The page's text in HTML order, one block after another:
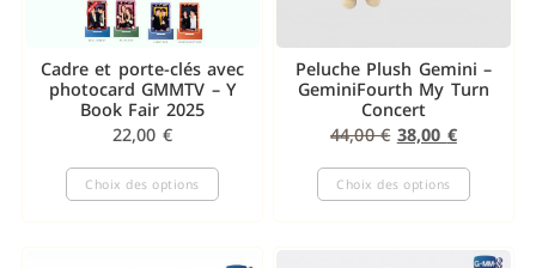
Cadre et porte-clés avec
photocard GMMTV – Y
Book Fair 2025
22,00 €
Choix des options
Peluche Plush Gemini –
GeminiFourth My Turn
Concert
44,00€ 38,00 €
Choix des options